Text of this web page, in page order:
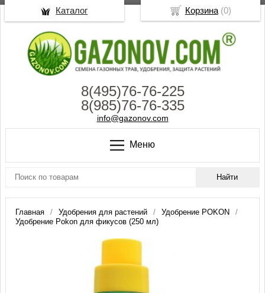
8(495)76-76-225
8(985)76-76-335
info@gazonov.com
Меню
Главная Удобрения для растений
Удобрение POKON
Удобрение Pokon для фикусов (250 мл)
Корзина(0)
Каталог